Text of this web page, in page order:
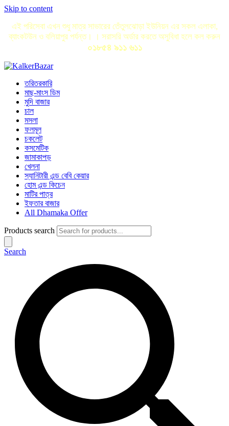
Skip to content
এই পরিসেবা এখন শুধু মাত্র সাভারের তেঁতুলঝোড়া ইউনিয়ন এর সকল এলাকা,
ব্যাংকটউন ও বলিয়াপুর পর্যন্ত। । সরাসরি অর্ডার করতে অসুবিধা হলে কল করুন
০১৮৫৪ ৯১১ ৬১১
তরিতরকারি
মাছ-মাংস ডিম
মুদি বাজার
চাল
মসলা
ফলমূল
চকলেট
কসমেটিক
জামাকাপড়
খেলনা
স্যানিটারী এন্ড বেবি কেয়ার
হোম এন্ড কিচেন
মাটির পাত্র
ইফতার বাজার
All Dhamaka Offer
Products search
Search